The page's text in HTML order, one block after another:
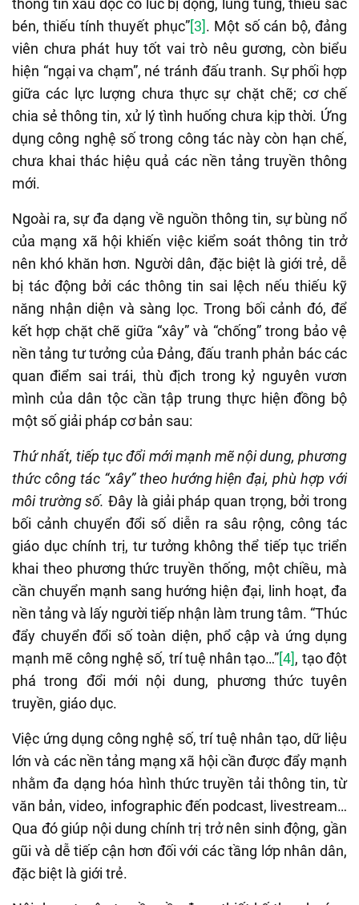
thông tin xấu độc có lúc bị động, lúng túng, thiếu sắc
bén, thiếu tính thuyết phục”[3]. Một số cán bộ, đảng
viên chưa phát huy tốt vai trò nêu gương, còn biểu
hiện “ngại va chạm”, né tránh đấu tranh. Sự phối hợp
giữa các lực lượng chưa thực sự chặt chẽ; cơ chế
chia sẻ thông tin, xử lý tình huống chưa kịp thời. Ứng
dụng công nghệ số trong công tác này còn hạn chế,
chưa khai thác hiệu quả các nền tảng truyền thông
mới.
Ngoài ra, sự đa dạng về nguồn thông tin, sự bùng nổ
của mạng xã hội khiến việc kiểm soát thông tin trở
nên khó khăn hơn. Người dân, đặc biệt là giới trẻ, dễ
bị tác động bởi các thông tin sai lệch nếu thiếu kỹ
năng nhận diện và sàng lọc. Trong bối cảnh đó, để
kết hợp chặt chẽ giữa “xây” và “chống” trong bảo vệ
nền tảng tư tưởng của Đảng, đấu tranh phản bác các
quan điểm sai trái, thù địch trong kỷ nguyên vươn
mình của dân tộc cần tập trung thực hiện đồng bộ
một số giải pháp cơ bản sau:
Thứ nhất, tiếp tục đổi mới mạnh mẽ nội dung, phương
thức công tác “xây” theo hướng hiện đại, phù hợp với
môi trường số. Đây là giải pháp quan trọng, bởi trong
bối cảnh chuyển đổi số diễn ra sâu rộng, công tác
giáo dục chính trị, tư tưởng không thể tiếp tục triển
khai theo phương thức truyền thống, một chiều, mà
cần chuyển mạnh sang hướng hiện đại, linh hoạt, đa
nền tảng và lấy người tiếp nhận làm trung tâm. “Thúc
đẩy chuyển đổi số toàn diện, phổ cập và ứng dụng
mạnh mẽ công nghệ số, trí tuệ nhân tạo…”[4], tạo đột
phá trong đổi mới nội dung, phương thức tuyên
truyền, giáo dục.
Việc ứng dụng công nghệ số, trí tuệ nhân tạo, dữ liệu
lớn và các nền tảng mạng xã hội cần được đẩy mạnh
nhằm đa dạng hóa hình thức truyền tải thông tin, từ
văn bản, video, infographic đến podcast, livestream…
Qua đó giúp nội dung chính trị trở nên sinh động, gần
gũi và dễ tiếp cận hơn đối với các tầng lớp nhân dân,
đặc biệt là giới trẻ.